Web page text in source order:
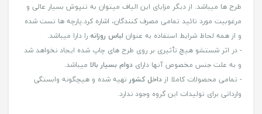
طرح ها میباشد. از دیگر مزایای این الیاف میتوان به تنپوش بسیار عالی و
مرغوبیت مورد تائید تمامی مصرف کنندگان، اشاره کرد.پارچه ها تست شده
و از همه لحاظ شرایط استفاده به عنوان لباس روزانهرا دارا میباشد.
- در اثر شستشو هیچ تٱثیری بر روی طرح های چاپ شده ایجاد نخواهد شد
و به علت جنس مخصوص آنها دارای دوام بسیار بالا میباشد.
- تمامی محصولات کاملا از داخل کشور تهیه شده و هیچگونه وابستگی
وارداتی برای تولیدات این گروه وجود ندارد.